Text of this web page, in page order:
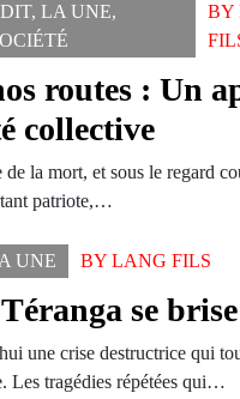
, LA UNE,
BY
routes : Un
collective
la mort, et sous le regard
patriote,…
UNE BYLANG FILS
se brise
une crise destructrice qui
Les tragédies répétées qui…